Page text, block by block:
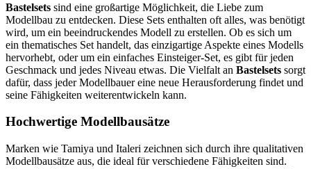
Bastelsets sind eine großartige Möglichkeit, die Liebe zum
Modellbau zu entdecken. Diese Sets enthalten oft alles, was benötigt
wird, um ein beeindruckendes Modell zu erstellen. Ob es sich um
ein thematisches Set handelt, das einzigartige Aspekte eines Modells
hervorhebt, oder um ein einfaches Einsteiger-Set, es gibt für jeden
Geschmack und jedes Niveau etwas. Die Vielfalt an Bastelsets sorgt
dafür, dass jeder Modellbauer eine neue Herausforderung findet und
seine Fähigkeiten weiterentwickeln kann.
Hochwertige Modellbausätze
Marken wie Tamiya und Italeri zeichnen sich durch ihre qualitativen
Modellbausätze aus, die ideal für verschiedene Fähigkeiten sind.